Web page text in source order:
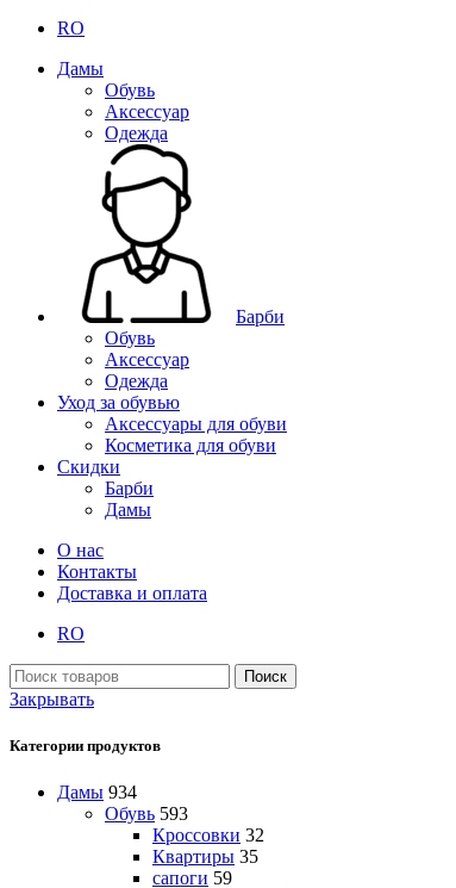
RO
Дамы
Обувь
Аксессуар
Одежда
Барби
Обувь
Аксессуар
Одежда
Уход за обувью
Аксессуары для обуви
Косметика для обуви
Скидки
Барби
Дамы
О нас
Контакты
Доставка и оплата
RO
Поиск
Закрывать
Категории продуктов
Дамы 934
Обувь 593
Кроссовки 32
Квартиры 35
сапоги 59